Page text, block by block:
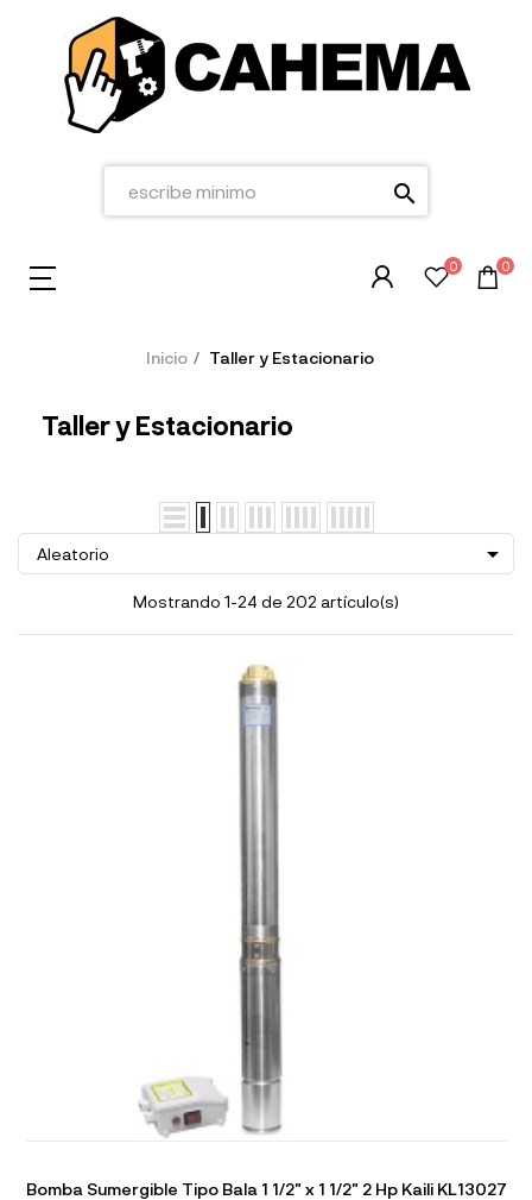
search
0 0
Inicio Taller y Estacionario
Taller y Estacionario
Aleatorio 
Mostrando 1-24 de 202 artículo(s)
Bomba Sumergible Tipo Bala 1 1/2" x 1 1/2" 2 Hp Kaili KL13027